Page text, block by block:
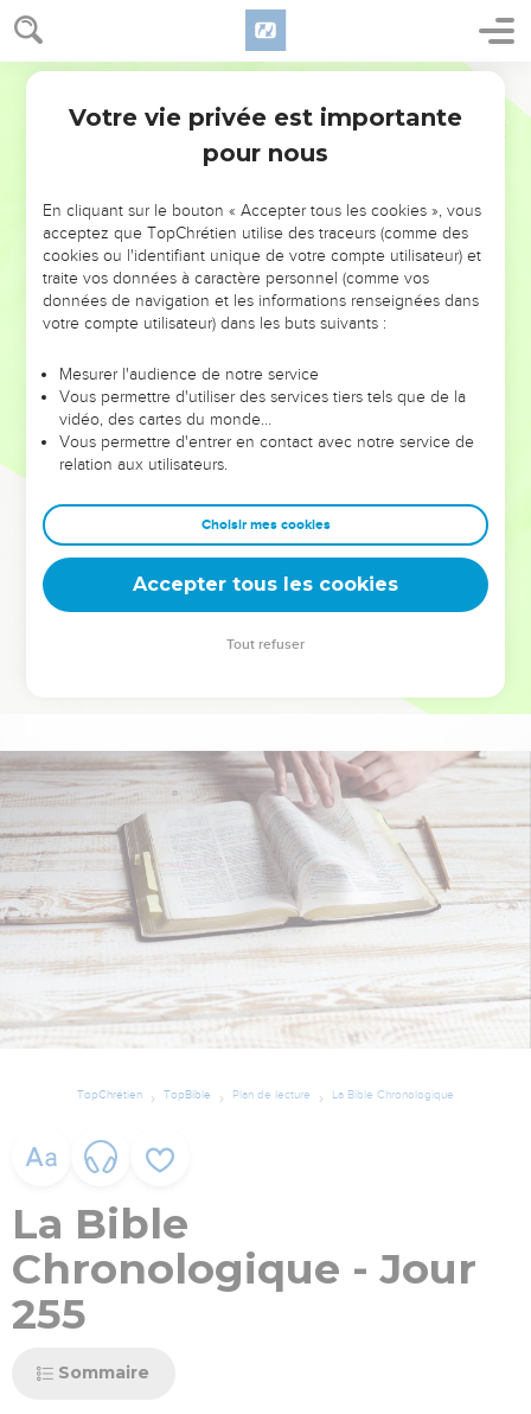
NE MANQUEZ PAS L’ÉVÉNEMENT
DE L’ANNÉE !
ET SI LEURS ERREURS POUVAIENT VOUS ÉVITER LES
VOTRES ?
leur foi ou leur vision. Mais on voit moins les doutes, les erreurs
et les saisons difficiles qu'ils ont traversés, alors même que ce
sont elles qui les ont façonnés.
Dans cette conférence, leaders, entrepreneurs, et responsables
clés pour avancer avec plus de sagesse afin que leurs erreurs
deviennent vos tremplins. Que vous guidiez un ministère, une
équipe, un groupe ou une famille, leur expérience est faite
TopChrétien TopBible Plan de lecture La Bible Chronologique
La Bible
Chronologique - Jour
255
Sommaire
Votre vie privée est importante
pour nous
En cliquant sur le bouton « Accepter tous les cookies », vous
acceptez que TopChrétien utilise des traceurs (comme des
cookies ou l'identifiant unique de votre compte utilisateur) et
traite vos données à caractère personnel (comme vos
données de navigation et les informations renseignées dans
votre compte utilisateur) dans les buts suivants :
Mesurer l'audience de notre service
Vous permettre d'utiliser des services tiers tels que de la
vidéo, des cartes du monde…
Vous permettre d'entrer en contact avec notre service de
relation aux utilisateurs.
Choisir mes cookies
Accepter tous les cookies
Tout refuser